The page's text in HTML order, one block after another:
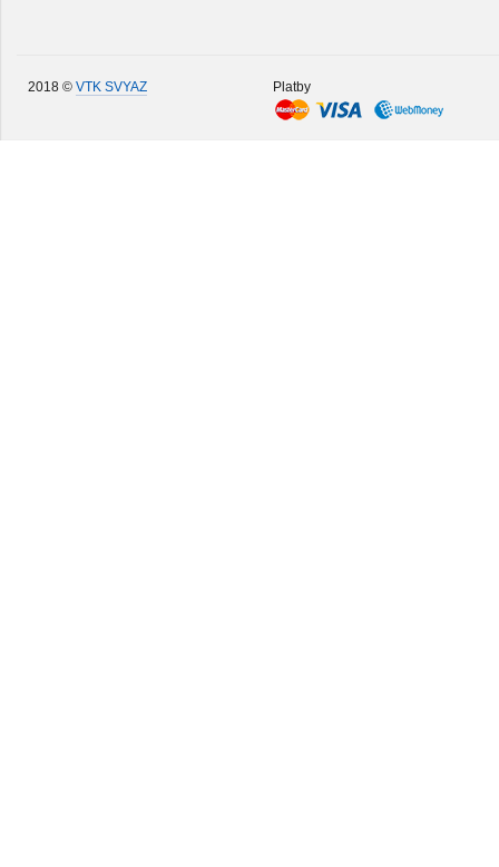
2018 © VTK SVYAZ Platby